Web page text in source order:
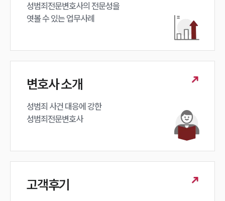
성범죄대응부 업무
구성원 소개
성범죄전문변호사
공지사항
법률 블로그
성범죄전문변호사의 전문성을
엿볼 수 있는 업무사례
변호사 소개
성범죄 사건 대응에 강한
성범죄전문변호사
고객후기